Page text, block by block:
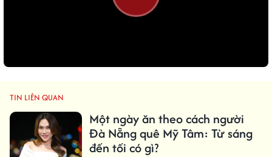
TIN LIÊN QUAN
Một ngày ăn theo cách người
Đà Nẵng quê Mỹ Tâm: Từ sáng
đến tối có gì?